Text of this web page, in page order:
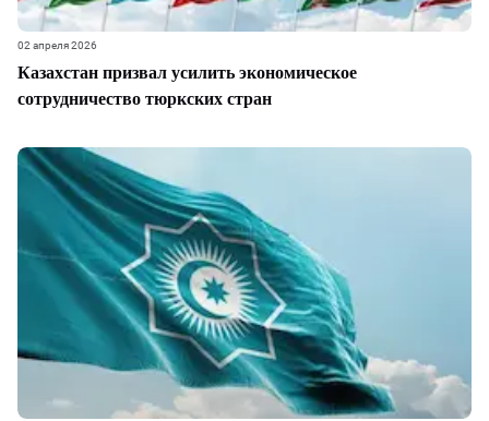
Казахстан призвал усилить экономическое
сотрудничество тюркских стран
02 апреля 2026